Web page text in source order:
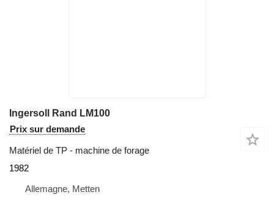
Ingersoll Rand LM100
Prix sur demande
Matériel de TP - machine de forage
1982
Allemagne, Metten